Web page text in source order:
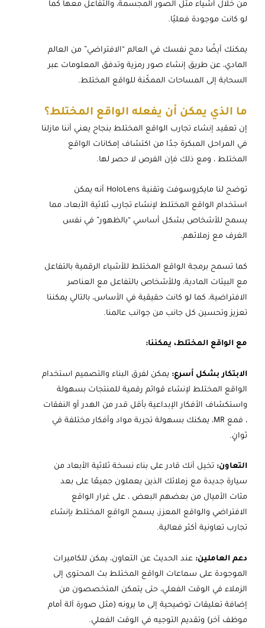
من خلال أشياء مثل الصور المجسمة، والتفاعل معها كما
لو كانت موجودة فعليًا.
يمكنك أيضًا دمج نفسك في العالم “الافتراضي” من العالم
المادي، عن طريق إنشاء صور رمزية وتدفق المعلومات عبر
السحابة إلى المساحات الممكّنة للواقع المختلط.
ما الذي يمكن أن يفعله الواقع المختلط؟
إن تعقيد إنشاء تجارب الواقع المختلط بنجاح يعني أننا مازلنا
في المراحل المبكرة جدًا من اكتشاف إمكانات الواقع
المختلط ، ومع ذلك فإن الفرص لا حصر لها.
توضح لنا مايكروسوفت وتقنية HoloLens أنه يمكن
استخدام الواقع المختلط لإنشاء تجارب ثلاثية الأبعاد، مما
يسمح للأشخاص بشكل أساسي “بالظهور” في نفس
الغرف مع زملائهم.
كما تسمح برمجة الواقع المختلط للأشياء الرقمية بالتفاعل
مع البيئات المادية، وللأشخاص بالتفاعل مع العناصر
الافتراضية، كما لو كانت حقيقية في الأساس، بالتالي يمكننا
تعزيز وتحسين كل جانب من جوانب عالمنا.
مع الواقع المختلط، يمكننا:
الابتكار بشكل أسرع: يمكن لفرق البناء والتصميم استخدام
الواقع المختلط لإنشاء قوائم رقمية للمنتجات بسهولة
واستكشاف الأفكار الإبداعية بأقل قدر من الهدر أو النفقات
، فمع MR، يمكنك بسهولة تجربة مواد وأفكار مختلفة في
ثوانٍ.
التعاون: تخيل أنك قادر على بناء نسخة ثلاثية الأبعاد من
سيارة جديدة مع زملائك الذين يعملون جميعًا على بعد
مئات الأميال من بعضهم البعض ، على غرار الواقع
الافتراضي والواقع المعزز، يسمح الواقع المختلط بإنشاء
تجارب تعاونية أكثر فعالية.
دعم العاملين: عند الحديث عن التعاون، يمكن للكاميرات
الموجودة على سماعات الواقع المختلط بث المحتوى إلى
الزملاء في الوقت الفعلي، حتى يتمكن المتخصصون من
إضافة تعليقات توضيحية إلى ما يرونه (مثل صورة آلة أمام
موظف آخر) وتقديم التوجيه في الوقت الفعلي.